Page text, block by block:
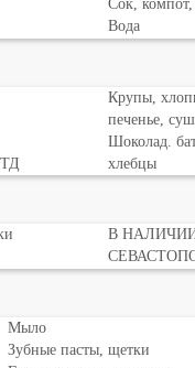
Сок,
Вода
Крупы,
печенье,
Шоколад.
хлебцы
В
Мыло
Зубные пасты, щетки